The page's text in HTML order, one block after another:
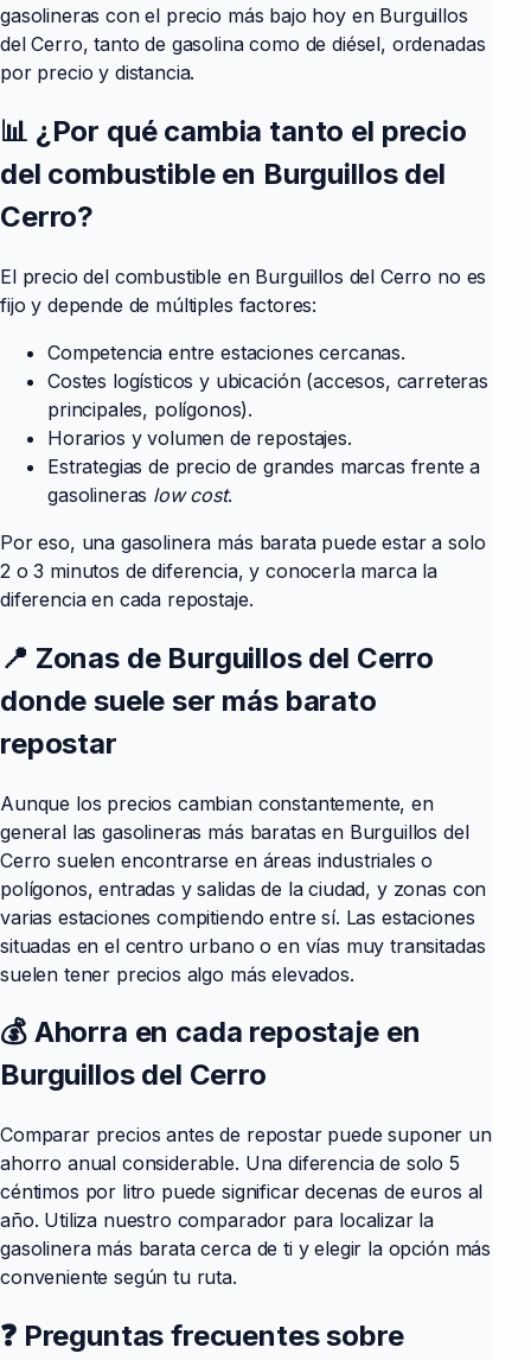
gasolineras con el precio más bajo hoy en Burguillos
del Cerro, tanto de gasolina como de diésel, ordenadas
por precio y distancia.
📊 ¿Por qué cambia tanto el precio
del combustible en Burguillos del
Cerro?
El precio del combustible en Burguillos del Cerro no es
fijo y depende de múltiples factores:
Competencia entre estaciones cercanas.
Costes logísticos y ubicación (accesos, carreteras
principales, polígonos).
Horarios y volumen de repostajes.
Estrategias de precio de grandes marcas frente a
gasolineras low cost.
Por eso, una gasolinera más barata puede estar a solo
2 o 3 minutos de diferencia, y conocerla marca la
diferencia en cada repostaje.
📍 Zonas de Burguillos del Cerro
donde suele ser más barato
repostar
Aunque los precios cambian constantemente, en
general las gasolineras más baratas en Burguillos del
Cerro suelen encontrarse en áreas industriales o
polígonos, entradas y salidas de la ciudad, y zonas con
varias estaciones compitiendo entre sí. Las estaciones
situadas en el centro urbano o en vías muy transitadas
suelen tener precios algo más elevados.
💰 Ahorra en cada repostaje en
Burguillos del Cerro
Comparar precios antes de repostar puede suponer un
ahorro anual considerable. Una diferencia de solo 5
céntimos por litro puede significar decenas de euros al
año. Utiliza nuestro comparador para localizar la
gasolinera más barata cerca de ti y elegir la opción más
conveniente según tu ruta.
❓ Preguntas frecuentes sobre